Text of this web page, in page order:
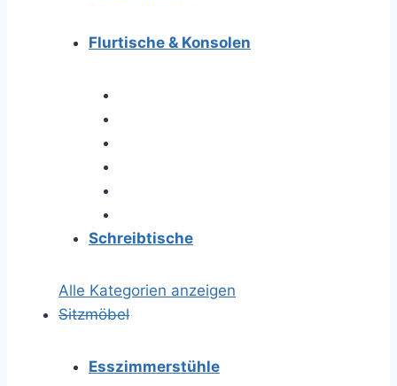
Flurtische & Konsolen
Schreibtische
Alle Kategorien anzeigen
Sitzmöbel
Esszimmerstühle